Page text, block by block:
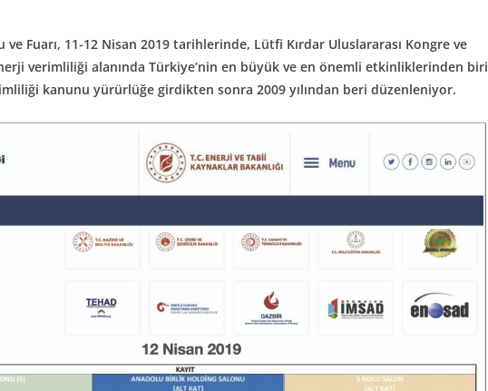
Fuarı, 11-12 Nisan 2019 tarihlerinde, Lütfi Kırdar Uluslararası Kongre ve
verimliliği alanında Türkiye’nin en büyük ve en önemli etkinliklerinden biri
kanunu yürürlüğe girdikten sonra 2009 yılından beri düzenleniyor.